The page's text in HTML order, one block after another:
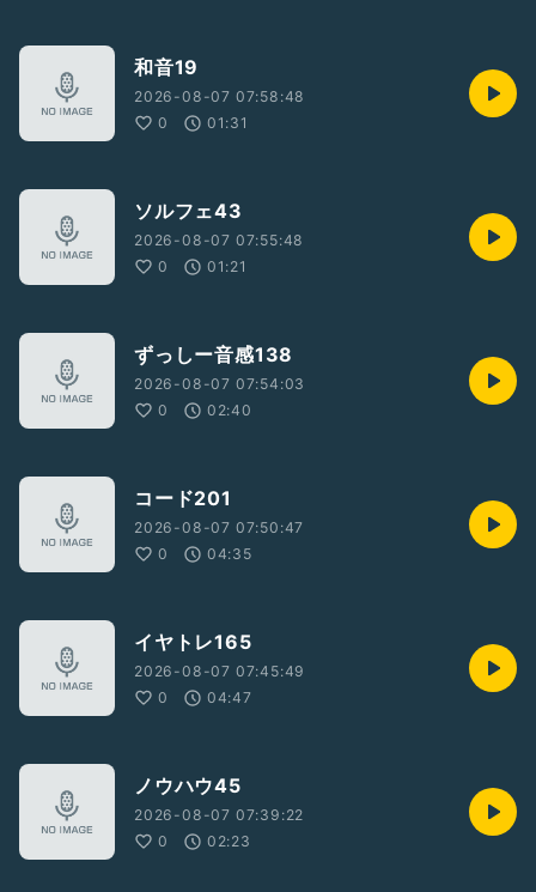
和音19
2026-08-07 07:58:48
0
01:31
ソルフェ43
2026-08-07 07:55:48
0
01:21
ずっしー音感138
2026-08-07 07:54:03
0
02:40
コード201
2026-08-07 07:50:47
0
04:35
イヤトレ165
2026-08-07 07:45:49
0
04:47
ノウハウ45
2026-08-07 07:39:22
0
02:23